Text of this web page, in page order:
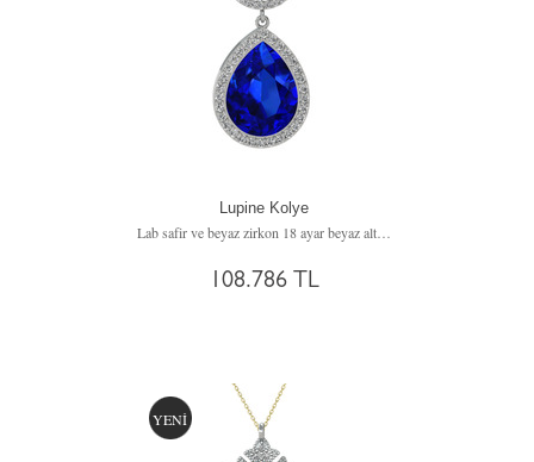
Lupine Kolye
Lab safir ve beyaz zirkon 18 ayar beyaz altın kolye (40 cm beyaz altın rolo zincir)
108.786 TL
YENİ